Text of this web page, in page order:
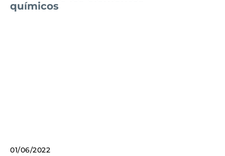
químicos
01/06/2022